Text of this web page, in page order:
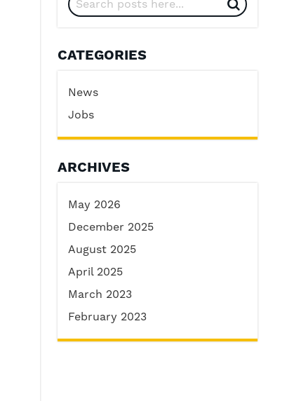
CATEGORIES
News
Jobs
ARCHIVES
May 2026
December 2025
August 2025
April 2025
March 2023
February 2023